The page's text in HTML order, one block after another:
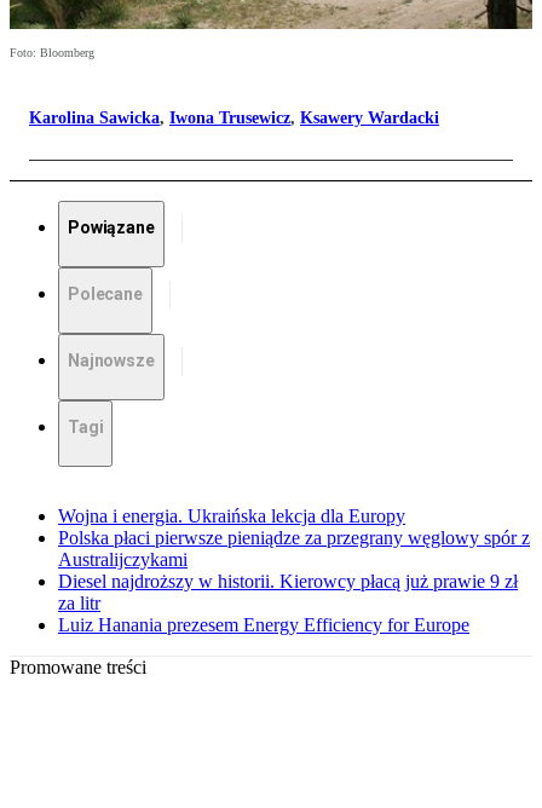
Foto: Bloomberg
Karolina Sawicka, Iwona Trusewicz, Ksawery Wardacki
Powiązane
Polecane
Najnowsze
Tagi
Wojna i energia. Ukraińska lekcja dla Europy
Polska płaci pierwsze pieniądze za przegrany węglowy spór z
Australijczykami
Diesel najdroższy w historii. Kierowcy płacą już prawie 9 zł
za litr
Luiz Hanania prezesem Energy Efficiency for Europe
Promowane treści